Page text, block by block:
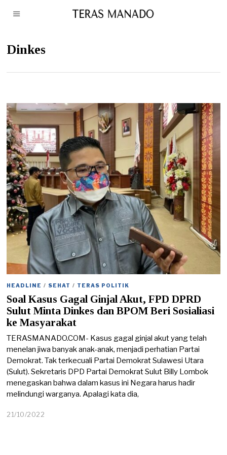
Dinkes
HEADLINE / SEHAT / TERAS POLITIK
Soal Kasus Gagal Ginjal Akut, FPD DPRD
Sulut Minta Dinkes dan BPOM Beri Sosialiasi
ke Masyarakat
TERASMANADO.COM- Kasus gagal ginjal akut yang telah
menelan jiwa banyak anak-anak, menjadi perhatian Partai
Demokrat. Tak terkecuali Partai Demokrat Sulawesi Utara
(Sulut). Sekretaris DPD Partai Demokrat Sulut Billy Lombok
menegaskan bahwa dalam kasus ini Negara harus hadir
melindungi warganya. Apalagi kata dia,
21/10/2022